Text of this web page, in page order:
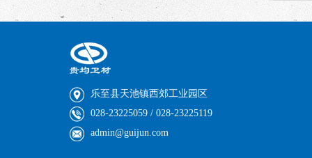
乐至县天池镇西郊工业园区
028-23225059 / 028-23225119
admin@guijun.com